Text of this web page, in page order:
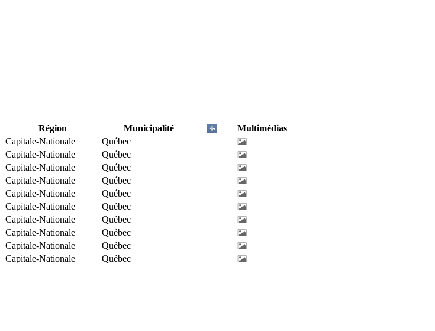
Région Municipalité
Multimédias
Capitale-Nationale
Québec
Capitale-Nationale
Québec
Capitale-Nationale
Québec
Capitale-Nationale
Québec
Capitale-Nationale
Québec
Capitale-Nationale
Québec
Capitale-Nationale
Québec
Capitale-Nationale
Québec
Capitale-Nationale
Québec
Capitale-Nationale Québec